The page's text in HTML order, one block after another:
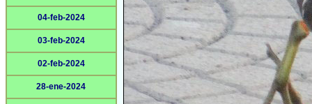
04-feb-2024
03-feb-2024
02-feb-2024
28-ene-2024